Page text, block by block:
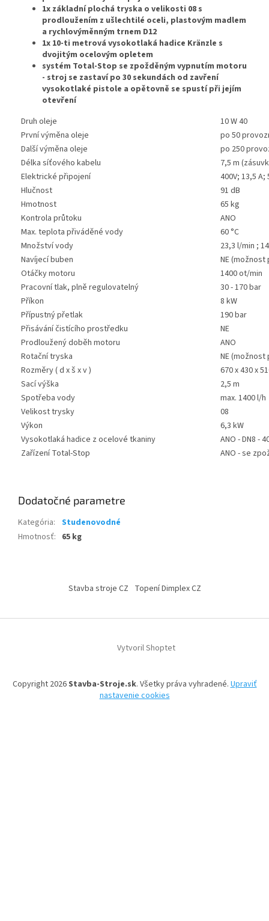
1x základní plochá tryska o velikosti 08 s
prodloužením z ušlechtilé oceli, plastovým madlem
a rychlovýměnným trnem D12
1x 10-ti metrová vysokotlaká hadice Kränzle s
dvojitým ocelovým opletem
systém Total-Stop se zpožděným vypnutím motoru
- stroj se zastaví po 30 sekundách od zavření
vysokotlaké pistole a opětovně se spustí při jejím
otevření
Druh oleje
10 W 40
První výměna oleje
po 50
Další výměna oleje
po 250
Délka síťového kabelu
7,5 m
Elektrické připojení
400V; 13,5 A;
Hlučnost
91 dB
Hmotnost
65 kg
Kontrola průtoku
ANO
Max. teplota přiváděné vody
60 °C
Množství vody
23,3 l/min ;
Navíjecí buben
NE
Otáčky motoru
1400 ot/min
Pracovní tlak, plně regulovatelný
30 - 170 bar
Příkon
8 kW
Přípustný přetlak
190 bar
Přisávání čistícího prostředku
NE
Prodloužený doběh motoru
ANO
Rotační tryska
NE
Rozměry ( d x š x v )
670 x 430 x
Sací výška
2,5 m
Spotřeba vody
max. 1400 l/h
Velikost trysky
08
Výkon
6,3 kW
Vysokotlaká hadice z ocelové tkaniny
ANO - DN8 -
Zařízení Total-Stop
ANO - se
Dodatočné parametre
Kategória: Studenovodné
Hmotnosť: 65 kg
Stavba stroje CZ Topení Dimplex CZ
Vytvoril Shoptet
Copyright 2026Stavba-Stroje.sk. Všetky práva vyhradené.Upraviť
nastavenie cookies